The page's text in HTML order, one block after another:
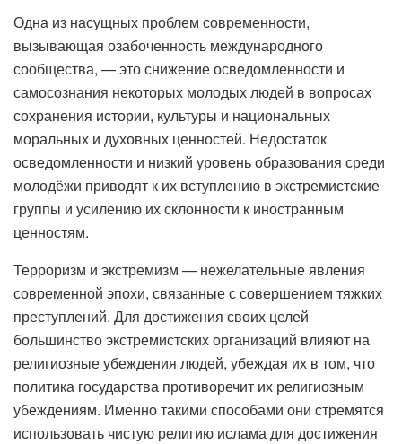
Одна из насущных проблем современности,
вызывающая озабоченность международного
сообщества, — это снижение осведомленности и
самосознания некоторых молодых людей в вопросах
сохранения истории, культуры и национальных
моральных и духовных ценностей. Недостаток
осведомленности и низкий уровень образования среди
молодёжи приводят к их вступлению в экстремистские
группы и усилению их склонности к иностранным
ценностям.
Терроризм и экстремизм — нежелательные явления
современной эпохи, связанные с совершением тяжких
преступлений. Для достижения своих целей
большинство экстремистских организаций влияют на
религиозные убеждения людей, убеждая их в том, что
политика государства противоречит их религиозным
убеждениям. Именно такими способами они стремятся
использовать чистую религию ислама для достижения